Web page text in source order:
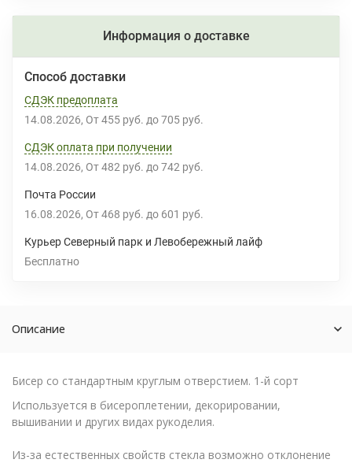
Информация о доставке
Способ доставки
СДЭК предоплата
14.08.2026 От 455 руб. до 705 руб.
СДЭК оплата при получении
14.08.2026 От 482 руб. до 742 руб.
Почта России
16.08.2026 От 468 руб. до 601 руб.
Курьер Северный парк и Левобережный лайф
Бесплатно
Описание
Бисер со стандартным круглым отверстием. 1-й сорт
Используется в бисероплетении, декорировании,
вышивании и других видах рукоделия.
Из-за естественных свойств стекла возможно отклонение